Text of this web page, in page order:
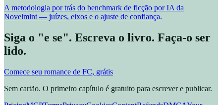
A metodologia por trás do benchmark de ficção por IA da
Novelmint — juízes, eixos e o ajuste de confiança.
Siga o "e se". Escreva o livro. Faça-o ser
lido.
Comece seu romance de FC, grátis
Sem cartão. O primeiro capítulo é gratuito para escrever e publicar.